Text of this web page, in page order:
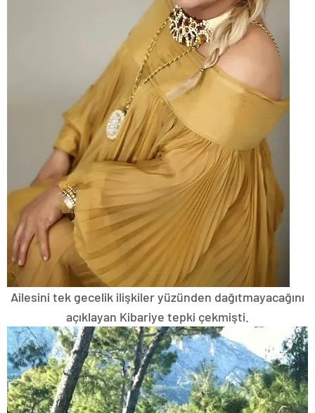
Ailesini tek gecelik ilişkiler yüzünden dağıtmayacağını
açıklayan Kibariye tepki çekmişti.